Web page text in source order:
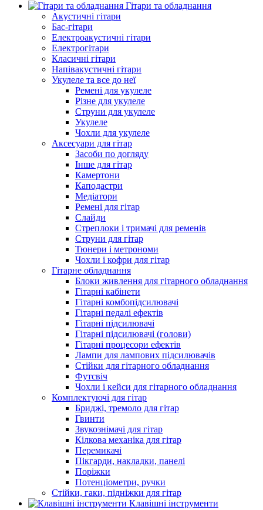
Гітари та обладнання
Акустичні гітари
Бас-гітари
Електроакустичні гітари
Електрогітари
Класичні гітари
Напівакустичні гітари
Укулеле та все до неї
Ремені для укулеле
Різне для укулеле
Струни для укулеле
Укулеле
Чохли для укулеле
Аксесуари для гітар
Засоби по догляду
Інше для гітар
Камертони
Каподастри
Медіатори
Ремені для гітар
Слайди
Стреплоки і тримачі для ременів
Струни для гітар
Тюнери і метрономи
Чохли і кофри для гітар
Гітарне обладнання
Блоки живлення для гітарного обладнання
Гітарні кабінети
Гітарні комбопідсилювачі
Гітарні педалі ефектів
Гітарні підсилювачі
Гітарні підсилювачі (голови)
Гітарні процесори ефектів
Лампи для лампових підсилювачів
Стійки для гітарного обладнання
Футсвіч
Чохли і кейси для гітарного обладнання
Комплектуючі для гітар
Бриджі, тремоло для гітар
Гвинти
Звукознімачі для гітар
Кілкова механіка для гітар
Перемикачі
Пікгарди, накладки, панелі
Поріжки
Потенціометри, ручки
Стійки, гаки, підніжки для гітар
Клавішні інструменти